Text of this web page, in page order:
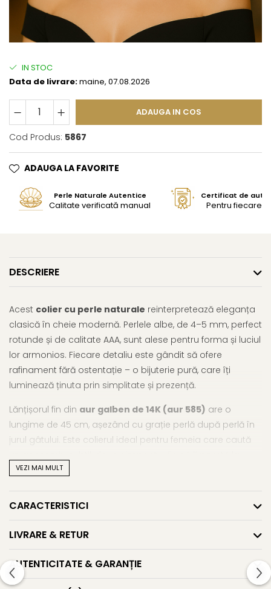
IN STOC
Data de livrare:maine, 07.08.2026
ADAUGA IN COS
Cod Produs: 5867
ADAUGA LA FAVORITE
Perle Naturale Autentice
Calitate verificată manual
Certificat de
Pentru fiecare
DESCRIERE
Acest colier cu perle naturale reinterpretează eleganța
clasică în cheie modernă. Perlele albe, de 4–5 mm, perfect
rotunde și de calitate AAA, sunt alese pentru forma și luciul
lor armonios. Fiecare detaliu este gândit să ofere
rafinament fără ostentație – o bijuterie pură, care îți
luminează ținuta prin simplitate și prezență.
Lănțișorul fin din aur galben de 14K (aur 585) are o
lungime de 45 cm, așezând cu grație perlă după perlă în
jurul gâtului. Este colierul ideal pentru femeia care caută
birou, la o cină discretă sau la un eveniment formal.
Acestcolier cu perle naturaleeste și o idee minunată
de dar: o bijuterie unică, cu valoare simbolică, care poate
simplu, din drag de frumos.
Poți descoperi și alte modele de coliere cu perle mici ,
gândite pentru feminitate pură, sau să exploreziîntreaga
VEZI MAI MULT
CARACTERISTICI
LIVRARE & RETUR
AUTENTICITATE & GARANȚIE